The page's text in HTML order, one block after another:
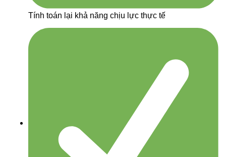
Tính toán lại khả năng chịu lực thực tế